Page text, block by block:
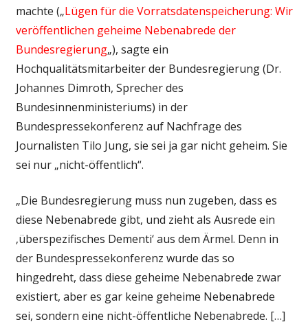
machte („Lügen für die Vorratsdatenspeicherung: Wir
veröffentlichen geheime Nebenabrede der
Bundesregierung„), sagte ein
Hochqualitätsmitarbeiter der Bundesregierung (Dr.
Johannes Dimroth, Sprecher des
Bundesinnenministeriums) in der
Bundespressekonferenz auf Nachfrage des
Journalisten Tilo Jung, sie sei ja gar nicht geheim. Sie
sei nur „nicht-öffentlich“.
„Die Bundesregierung muss nun zugeben, dass es
diese Nebenabrede gibt, und zieht als Ausrede ein
‚überspezifisches Dementi‘ aus dem Ärmel. Denn in
der Bundespressekonferenz wurde das so
hingedreht, dass diese geheime Nebenabrede zwar
existiert, aber es gar keine geheime Nebenabrede
sei, sondern eine nicht-öffentliche Nebenabrede. […]